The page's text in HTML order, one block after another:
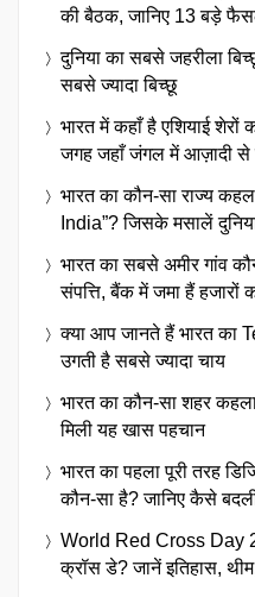
की बैठक, जानिए 13 बड़े
दुनिया का सबसे जहरीला
सबसे ज्यादा बिच्छू
भारत में कहाँ है एशियाई
जगह जहाँ जंगल में आज़ादी
भारत का कौन-सा राज्य
India”? जिसके मसालें
भारत का सबसे अमीर गांव
संपत्ति, बैंक में जमा हैं हजारों
क्या आप जानते हैं भारत का
उगती है सबसे ज्यादा चाय
भारत का कौन-सा शहर
मिली यह खास पहचान
भारत का पहला पूरी तरह
कौन-सा है? जानिए कैसे
World Red Cross Day
क्रॉस डे? जानें इतिहास,